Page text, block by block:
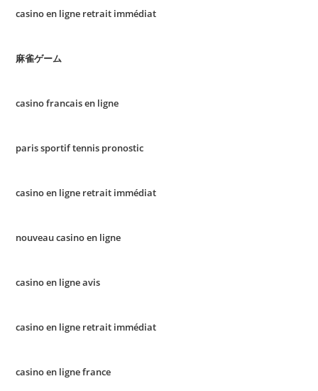
casino en ligne retrait immédiat
麻雀ゲーム
casino francais en ligne
paris sportif tennis pronostic
casino en ligne retrait immédiat
nouveau casino en ligne
casino en ligne avis
casino en ligne retrait immédiat
casino en ligne france